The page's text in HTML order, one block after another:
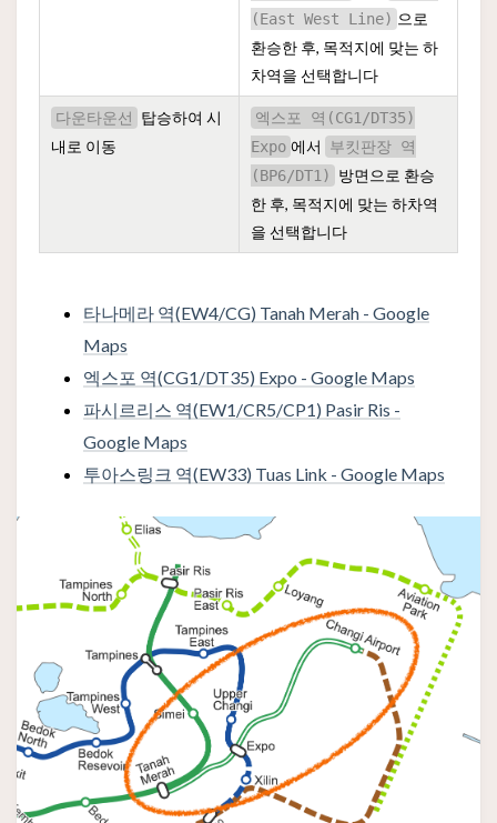
(East West Line) 으로
환승한 후, 목적지에 맞는 하
차역을 선택합니다
다운타운선
탑승하여 시
내로 이동
엑스포 역(CG1/DT35)
Expo 에서
부킷판장 역
(BP6/DT1)
방면으로 환승
한 후, 목적지에 맞는 하차역
을 선택합니다
타나메라 역(EW4/CG) Tanah Merah - Google
Maps
엑스포 역(CG1/DT35) Expo - Google Maps
파시르리스 역(EW1/CR5/CP1) Pasir Ris -
Google Maps
투아스링크 역(EW33) Tuas Link - Google Maps